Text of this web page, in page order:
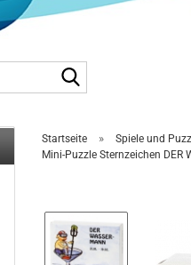
Startseite » Spiele und
Mini-Puzzle Sternzeichen DER